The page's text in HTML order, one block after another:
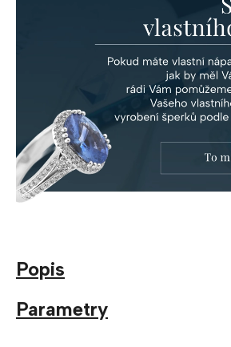
Popis
Parametry